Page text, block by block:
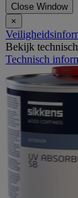
Close Window
×
Bekijk
Technisch